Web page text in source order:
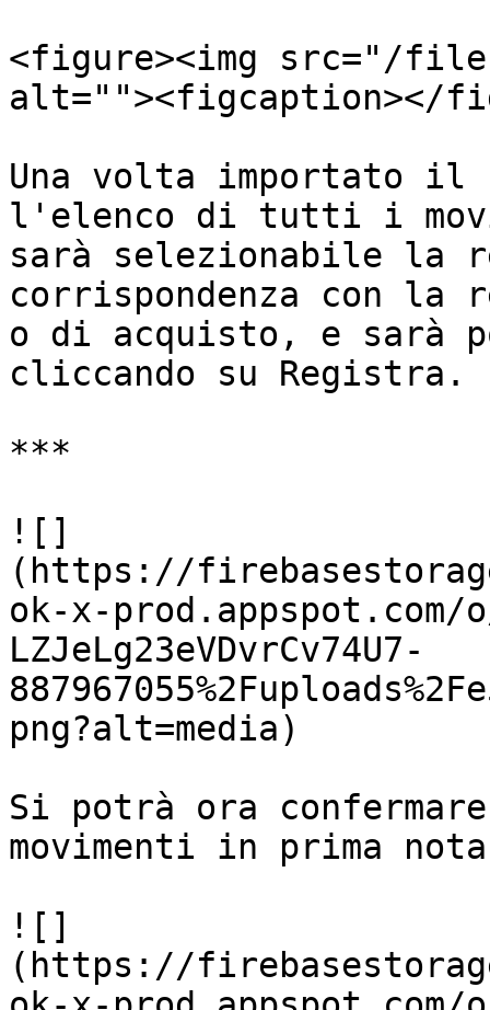
<figure><img src="/files/
alt=""><figcaption></
Una volta importato
l'elenco di tutti i
sarà selezionabile la
corrispondenza con
o di acquisto, e sarà
cliccando su Registra.
***
![]
(https://
ok-x-prod.appspot.com/
LZJeLg23eVDvrCv74U7-
png?alt=media)
Si potrà ora
movimenti in prima
![]
(https://